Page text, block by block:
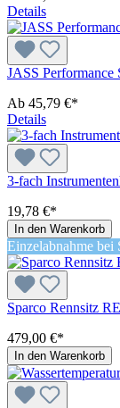
Details
JASS Performance
Ab 45,79 €*
Details
3-fach
19,78 €*
In den Warenkorb
Einzelabnahme bei
Sparco Rennsitz
479,00 €*
In den Warenkorb